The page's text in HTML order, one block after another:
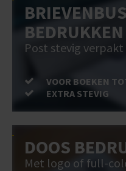
BEDRUKKEN
Post stevig verpakt
VOOR BOEKEN
EXTRA STEVIG
DOOS
Met logo of full-